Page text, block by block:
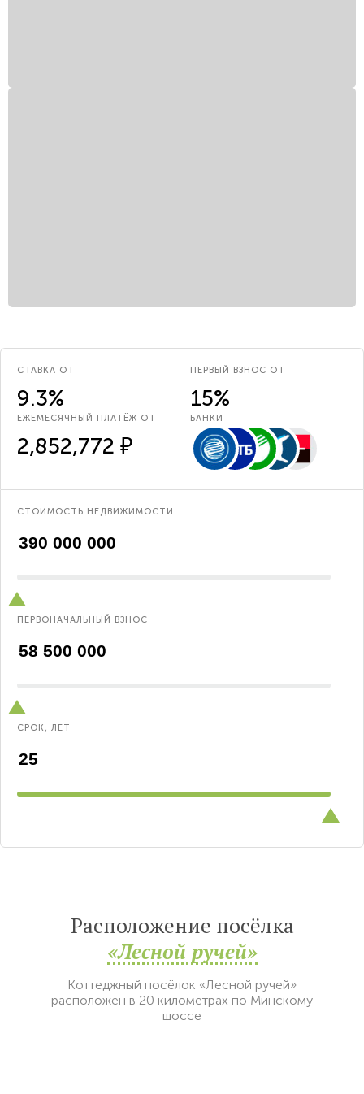
СТАВКА ОТ
9.3%
ПЕРВЫЙ ВЗНОС ОТ
15%
ЕЖЕМЕСЯЧНЫЙ ПЛАТЁЖ ОТ
2,852,772 ₽
БАНКИ
СТОИМОСТЬ НЕДВИЖИМОСТИ
ПЕРВОНАЧАЛЬНЫЙ ВЗНОС
СРОК, ЛЕТ
Расположение посёлка
«Лесной ручей»
Коттеджный посёлок «Лесной ручей»
расположен в 20 километрах по Минскому
шоссе